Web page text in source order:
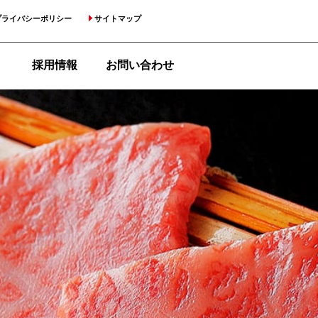
ライバシーポリシー サイトマップ
採用情報 お問い合わせ